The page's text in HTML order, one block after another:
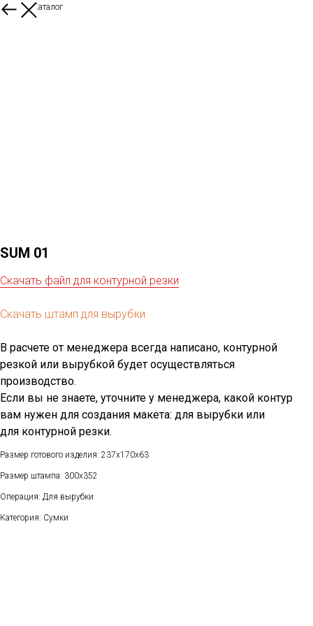
Назад в Каталог
SUM 01
Скачать файл для контурной резки
Скачать штамп для вырубки
В расчете от менеджера всегда написано, контурной
резкой или вырубкой будет осуществляться
производство.
Если вы не знаете, уточните у менеджера, какой контур
вам нужен для создания макета: для вырубки или
для контурной резки.
Размер готового изделия: 237x170x63
Размер штампа: 300x352
Операция: Для вырубки
Категория: Сумки